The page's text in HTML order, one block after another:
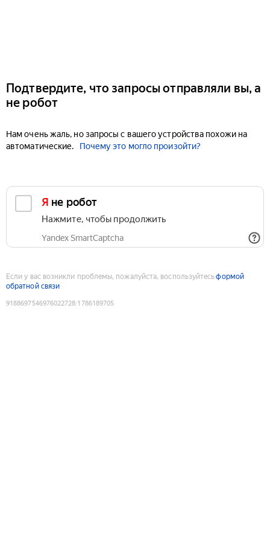
Подтвердите, что запросы отправляли вы, а
не робот
Нам очень жаль, но запросы с вашего устройства похожи на
автоматические.
Почему это могло произойти?
Я не робот
Нажмите, чтобы продолжить
Yandex SmartCaptcha
Если у вас возникли проблемы, пожалуйста, воспользуйтесьформой
обратной связи
9188697546976022728:1786189705